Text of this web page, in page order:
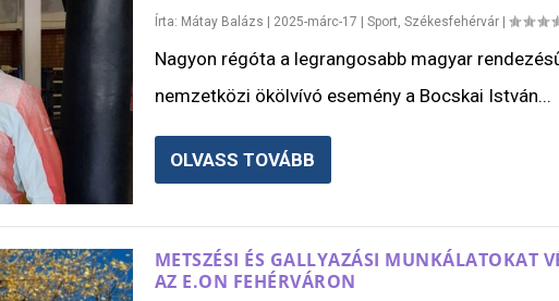
Írta: Mátay Balázs 2025-márc-17 Sport, Székesfehérvár|
Nagyon régóta a legrangosabb magyar
nemzetközi ökölvívó esemény a Bocskai István...
OLVASS TOVÁBB
METSZÉSI ÉS GALLYAZÁSI MUNKÁLATOKAT
AZ E.ON FEHÉRVÁRON